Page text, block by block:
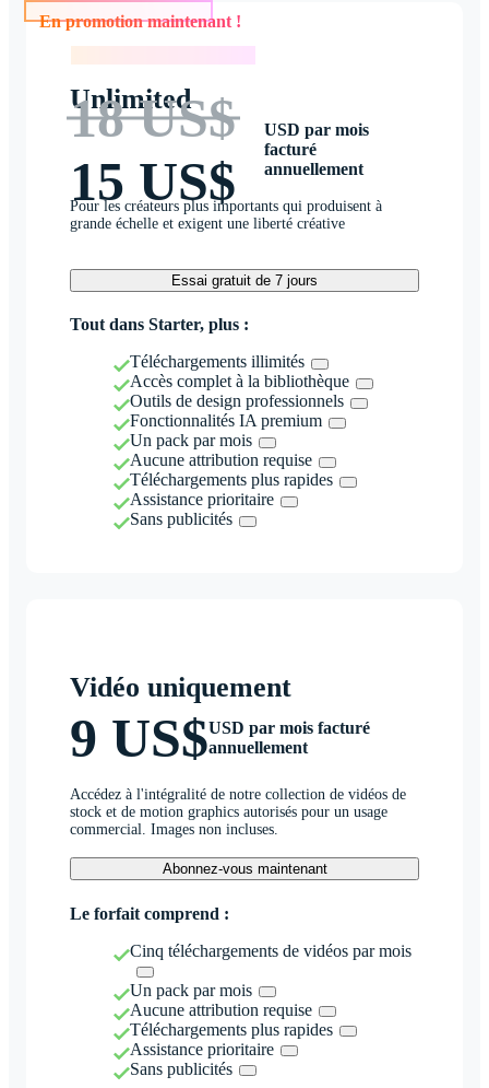
En promotion maintenant !
Unlimited
18 US$
15 US$
USD par mois
facturé
annuellement
Pour les créateurs plus importants qui produisent à
grande échelle et exigent une liberté créative
Essai gratuit de 7 jours
Tout dans Starter, plus :
Téléchargements illimités
Accès complet à la bibliothèque
Outils de design professionnels
Fonctionnalités IA premium
Un pack par mois
Aucune attribution requise
Téléchargements plus rapides
Assistance prioritaire
Sans publicités
Vidéo uniquement
9 US$USD par mois facturé
annuellement
Accédez à l'intégralité de notre collection de vidéos de
stock et de motion graphics autorisés pour un usage
commercial. Images non incluses.
Abonnez-vous maintenant
Le forfait comprend :
Cinq téléchargements de vidéos par mois
Un pack par mois
Aucune attribution requise
Téléchargements plus rapides
Assistance prioritaire
Sans publicités